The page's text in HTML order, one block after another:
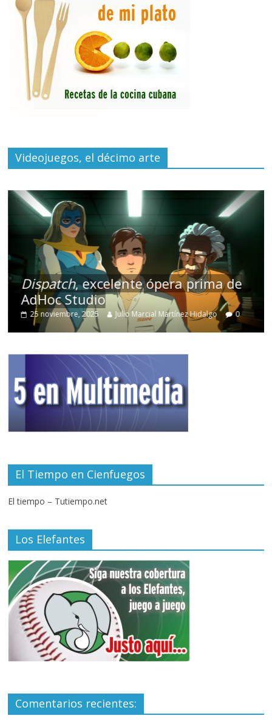
Videojuegos, el décimo arte
Dispatch, excelente ópera prima de
AdHoc Studio
25 noviembre, 2025 Julio Marcial Martínez Hidalgo 0
El Tiempo en Cienfuegos
El tiempo – Tutiempo.net
Los Elefantes
Comentarios recientes: